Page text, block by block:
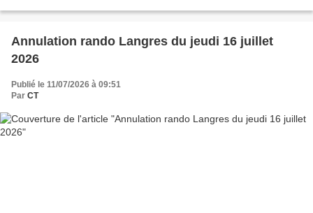
Annulation rando Langres du jeudi 16 juillet
2026
Publié le 11/07/2026 à 09:51
Par CT